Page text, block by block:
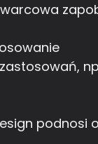
podnosi